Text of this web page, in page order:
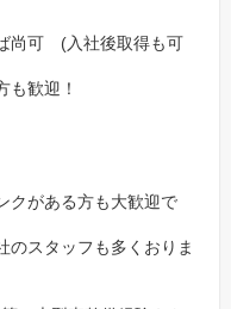
尚可 (入社後取得も可
歓迎！
クがある方も大歓迎で
のスタッフも多くおりま